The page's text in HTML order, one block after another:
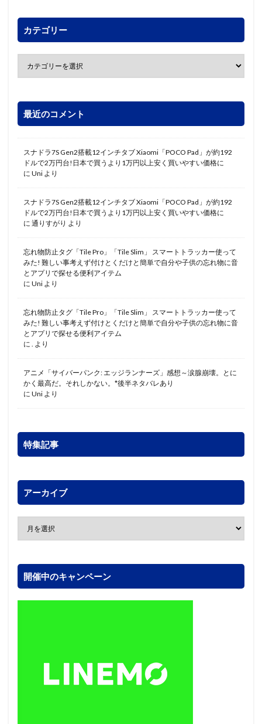
カテゴリー
最近のコメント
スナドラ7S Gen2搭載12インチタブ Xiaomi「POCO Pad」が約192
ドルで2万円台!日本で買うより1万円以上安く買いやすい価格に
に Uni より
スナドラ7S Gen2搭載12インチタブ Xiaomi「POCO Pad」が約192
ドルで2万円台!日本で買うより1万円以上安く買いやすい価格に
に 通りすがり より
忘れ物防止タグ「Tile Pro」「Tile Slim」 スマートトラッカー使って
みた! 難しい事考えず付けとくだけと簡単で自分や子供の忘れ物に音
とアプリで探せる便利アイテム
に Uni より
忘れ物防止タグ「Tile Pro」「Tile Slim」 スマートトラッカー使って
みた! 難しい事考えず付けとくだけと簡単で自分や子供の忘れ物に音
とアプリで探せる便利アイテム
に . より
アニメ「サイバーパンク: エッジランナーズ」感想～涙腺崩壊。とに
かく最高だ。それしかない。*後半ネタバレあり
に Uni より
特集記事
アーカイブ
開催中のキャンペーン